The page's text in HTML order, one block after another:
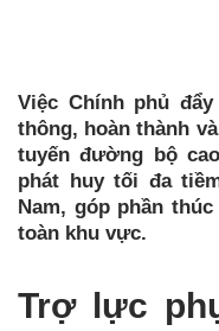
Việc Chính phủ
thông, hoàn thành
tuyến đường bộ
phát huy tối đa
Nam, góp phần
toàn khu vực.
Trợ lực